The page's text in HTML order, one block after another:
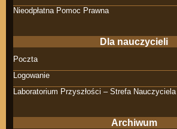
Nieodpłatna Pomoc Prawna
Dla nauczycieli
Poczta
Logowanie
Laboratorium Przyszłości – Strefa Nauczyciela
Archiwum